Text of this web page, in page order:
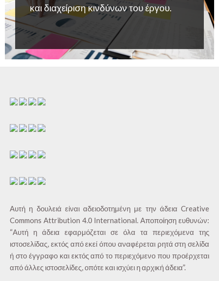
και διαχείριση κινδύνων του έργου.
Αυτή η δουλειά είναι αδειοδοτημένη με την άδεια Creative
Commons Attribution 4.0 International. Αποποίηση ευθυνών:
“Αυτή η άδεια εφαρμόζεται σε όλα τα περιεχόμενα της
ιστοσελίδας, εκτός από εκεί όπου αναφέρεται ρητά στη σελίδα
ή στο έγγραφο και εκτός από το περιεχόμενο που προέρχεται
από άλλες ιστοσελίδες, οπότε και ισχύει η αρχική άδεια”.